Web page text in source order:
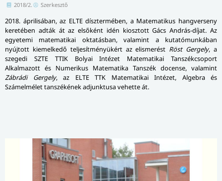
2018/2. Szerkesztő
2018. áprilisában, az ELTE dísztermében, a Matematikus hangverseny
keretében adták át az elsőként idén kiosztott Gács András-díjat. Az
egyetemi matematikai oktatásban, valamint a kutatómunkában
nyújtott kiemelkedő teljesítményükért az elismerést Röst Gergely, a
szegedi SZTE TTIK Bolyai Intézet Matematikai Tanszékcsoport
Alkalmazott és Numerikus Matematika Tanszék docense, valamint
Zábrádi Gergely, az ELTE TTK Matematikai Intézet, Algebra és
Számelmélet tanszékének adjunktusa vehette át.